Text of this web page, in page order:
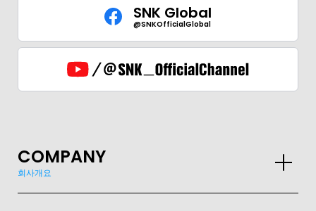
SNK Global
@SNKOfficialGlobal
COMPANY
회사개요